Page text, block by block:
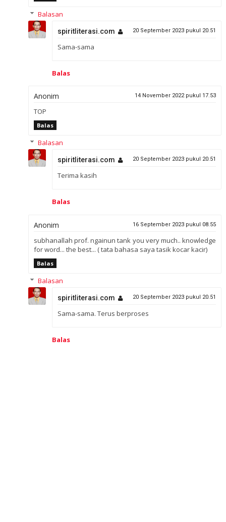
Balasan
spiritliterasi.com 20 September 2023 pukul 20.51
Sama-sama
Balas
Anonim 14 November 2022 pukul 17.53
TOP
Balas
Balasan
spiritliterasi.com 20 September 2023 pukul 20.51
Terima kasih
Balas
Anonim 16 September 2023 pukul 08.55
subhanallah prof. ngainun tank you very much.. knowledge
for word... the best... ( tata bahasa saya tasik kocar kacir)
Balas
Balasan
spiritliterasi.com 20 September 2023 pukul 20.51
Sama-sama. Terus berproses
Balas